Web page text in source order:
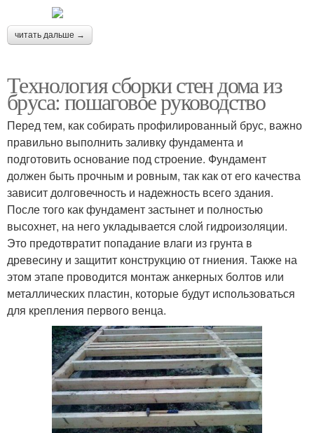
читать дальше →
Технология сборки стен дома из
бруса: пошаговое руководство
Перед тем, как собирать профилированный брус, важно
правильно выполнить заливку фундамента и
подготовить основание под строение. Фундамент
должен быть прочным и ровным, так как от его качества
зависит долговечность и надежность всего здания.
После того как фундамент застынет и полностью
высохнет, на него укладывается слой гидроизоляции.
Это предотвратит попадание влаги из грунта в
древесину и защитит конструкцию от гниения. Также на
этом этапе проводится монтаж анкерных болтов или
металлических пластин, которые будут использоваться
для крепления первого венца.